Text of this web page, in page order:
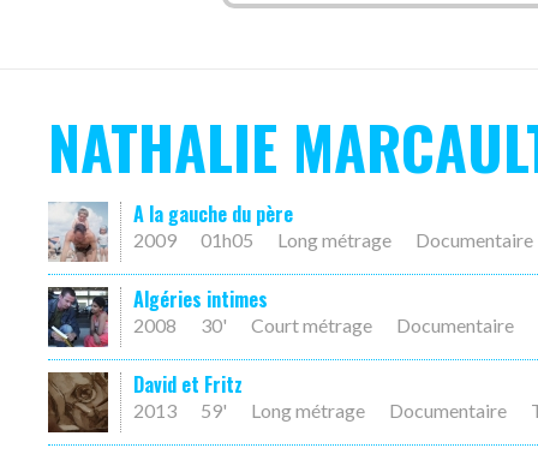
NATHALIE
A la gauche du père
2009 01h05 Long métrage Documentaire
Algéries intimes
2008 30' Court métrage Documentaire
David et Fritz
2013 59' Long métrage Documentaire